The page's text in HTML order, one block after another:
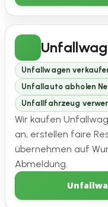
Unfallwagen
Unfallauto abholen
Unfallfahrzeug
Wir kaufen
an, erstellen faire
übernehmen auf
Abmeldung.